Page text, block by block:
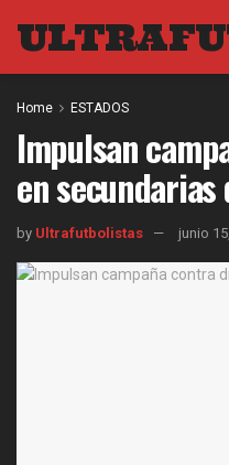
Home ESTADOS
Impulsan
en secundarias
by Ultrafutbolistas junio